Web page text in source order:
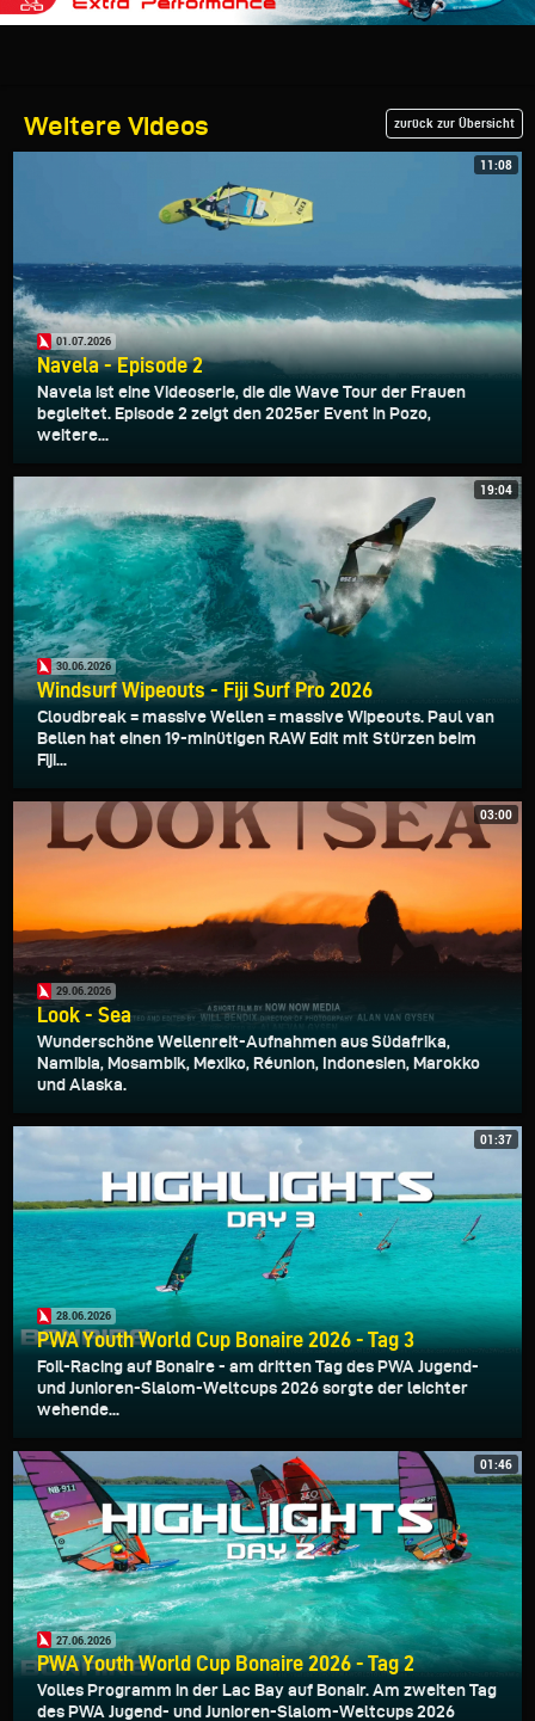
Weitere Videos zurück zur Übersicht
11:08
01.07.2026
Navela - Episode 2
Navela ist eine Videoserie, die die Wave Tour der Frauen
begleitet. Episode 2 zeigt den 2025er Event in Pozo,
weitere...
19:04
30.06.2026
Windsurf Wipeouts - Fiji Surf Pro 2026
Cloudbreak = massive Wellen = massive Wipeouts. Paul van
Bellen hat einen 19-minütigen RAW Edit mit Stürzen beim
Fiji...
03:00
29.06.2026
Look - Sea
Wunderschöne Wellenreit-Aufnahmen aus Südafrika,
Namibia, Mosambik, Mexiko, Réunion, Indonesien, Marokko
und Alaska.
01:37
28.06.2026
PWA Youth World Cup Bonaire 2026 - Tag 3
Foil-Racing auf Bonaire - am dritten Tag des PWA Jugend-
und Junioren-Slalom-Weltcups 2026 sorgte der leichter
wehende...
01:46
27.06.2026
PWA Youth World Cup Bonaire 2026 - Tag 2
Volles Programm in der Lac Bay auf Bonair. Am zweiten Tag
des PWA Jugend- und Junioren-Slalom-Weltcups 2026